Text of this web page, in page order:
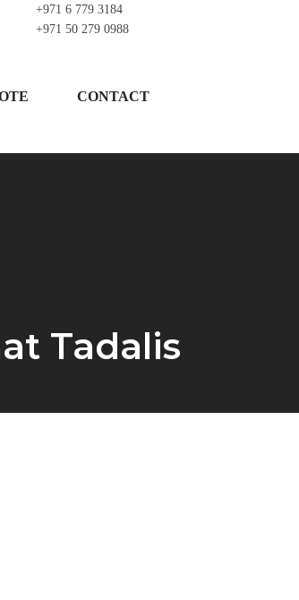
+971 6 779 3184
+971 50 279 0988
CONTACT
Tadalis